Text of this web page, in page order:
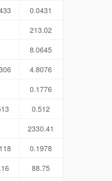
0.0431
213.02
8.0645
4.8076
0.1776
0.512
2330.41
0.1978
88.75